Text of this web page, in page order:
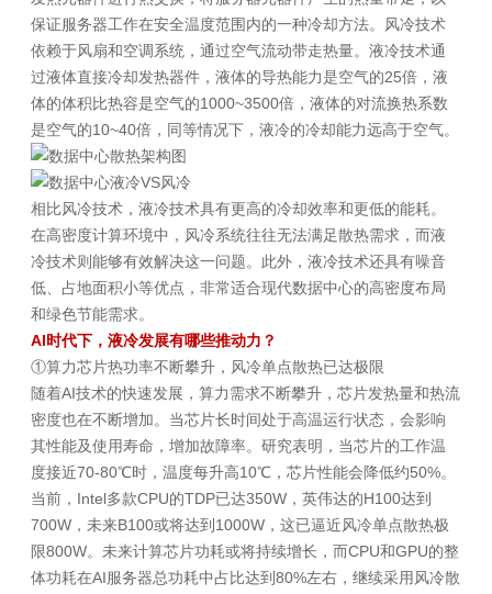
保证服务器工作在安全温度范围内的一种冷却方法。风冷技术
依赖于风扇和空调系统，通过空气流动带走热量。液冷技术通
过液体直接冷却发热器件，液体的导热能力是空气的25倍，液
体的体积比热容是空气的1000~3500倍，液体的对流换热系数
是空气的10~40倍，同等情况下，液冷的冷却能力远高于空气。
相比风冷技术，液冷技术具有更高的冷却效率和更低的能耗。
在高密度计算环境中，风冷系统往往无法满足散热需求，而液
冷技术则能够有效解决这一问题。此外，液冷技术还具有噪音
低、占地面积小等优点，非常适合现代数据中心的高密度布局
和绿色节能需求。
AI时代下，液冷发展有哪些推动力？
①算力芯片热功率不断攀升，风冷单点散热已达极限
随着AI技术的快速发展，算力需求不断攀升，芯片发热量和热流
密度也在不断增加。当芯片长时间处于高温运行状态，会影响
其性能及使用寿命，增加故障率。研究表明，当芯片的工作温
度接近70-80℃时，温度每升高10℃，芯片性能会降低约50%。
当前，Intel多款CPU的TDP已达350W，英伟达的H100达到
700W，未来B100或将达到1000W，这已逼近风冷单点散热极
限800W。未来计算芯片功耗或将持续增长，而CPU和GPU的整
体功耗在AI服务器总功耗中占比达到80%左右，继续采用风冷散